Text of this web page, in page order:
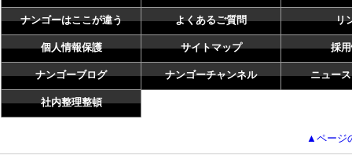
ナンゴーはここが違う よくあるご質問 リ
個人情報保護 サイトマップ 採
ナンゴーブログ ナンゴーチャンネル ニュー
社内整理整頓
▲ページ